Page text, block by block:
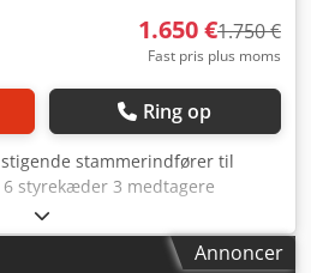
1.650 €1.750 €
Fast pris plus moms
Ring op
stigende stammerindfører til
styrekæder 3 medtagere
Annoncer